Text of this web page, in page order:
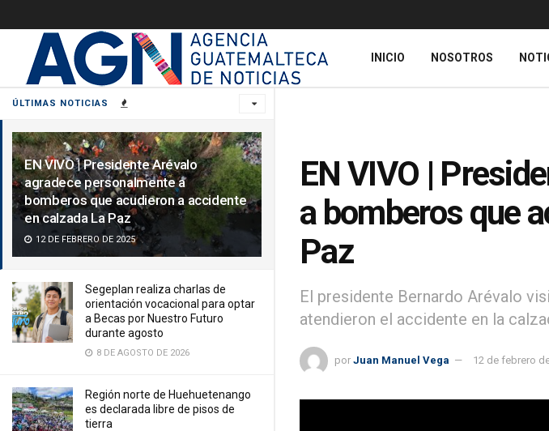
ÚLTIMAS NOTICIAS
EN VIVO | Presidente Arévalo
agradece personalmente a
bomberos que acudieron a accidente
en calzada La Paz
12 DE FEBRERO DE 2025
Segeplan realiza charlas de
orientación vocacional para optar
a Becas por Nuestro Futuro
durante agosto
8 DE AGOSTO DE 2026
Región norte de Huehuetenango
es declarada libre de pisos de
tierra
INICIO NOSOTROS
EN VIVO |
a bomberos que
Paz
El presidente Bernardo Arévalo
atendieron el accidente en la
por Juan Manuel Vega 12 de febrero